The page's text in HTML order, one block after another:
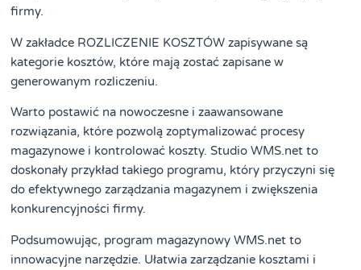
firmy.
W zakładce ROZLICZENIE KOSZTÓW zapisywane są
kategorie kosztów, które mają zostać zapisane w
generowanym rozliczeniu.
Warto postawić na nowoczesne i zaawansowane
rozwiązania, które pozwolą zoptymalizować procesy
magazynowe i kontrolować koszty. Studio WMS.net to
doskonały przykład takiego programu, który przyczyni się
do efektywnego zarządzania magazynem i zwiększenia
konkurencyjności firmy.
Podsumowując, program magazynowy WMS.net to
innowacyjne narzędzie. Ułatwia zarządzanie kosztami i